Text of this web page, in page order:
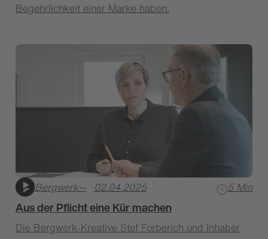
Begehrlichkeit einer Marke haben.
Bergwerk— 02.04.2025 5 Min
Aus der Pflicht eine Kür machen
Die Bergwerk-Kreative Stef Forberich und Inhaber